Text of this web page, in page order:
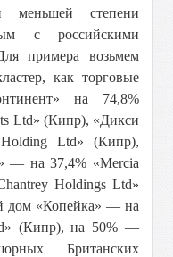
степени
с российскими
примера возьмем
как торговые
на 74,8%
Ltd» (Кипр), «Дикси
Ltd» (Кипр),
— на 37,4% «Mercia
Holdings Ltd»
«Копейка» — на
(Кипр), на 50% —
Британских